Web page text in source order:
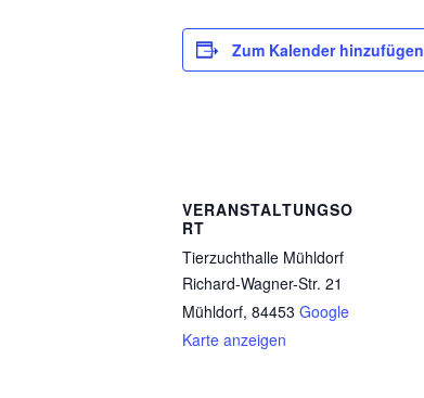
Zum Kalender hinzufügen
VERANSTALTUNGSO
RT
Tierzuchthalle Mühldorf
Richard-Wagner-Str. 21
Mühldorf, 84453 Google
Karte anzeigen